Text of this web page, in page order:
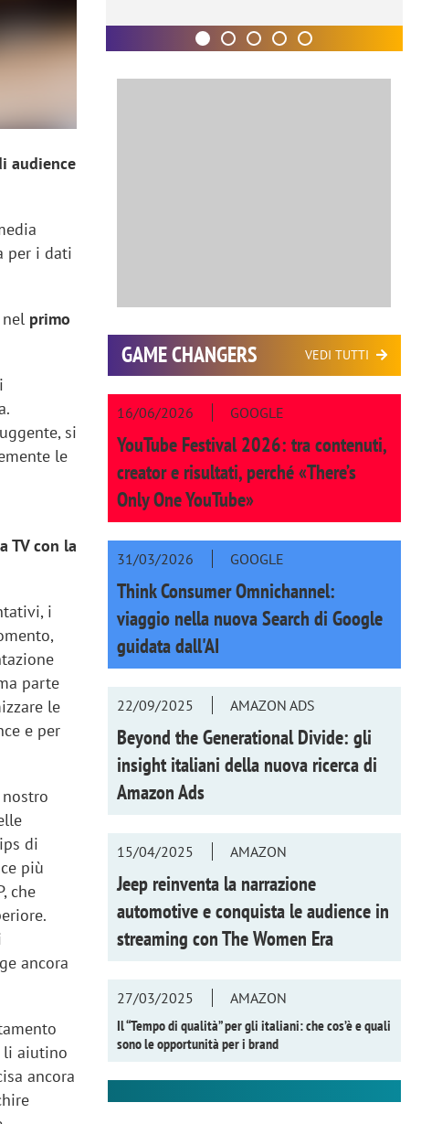
audience
per i dati
primo
si
le
TV con la
i
parte
le
e per
di
più
che
ancora
li aiutino
ancora
GAME CHANGERS VEDI TUTTI
16/06/2026 GOOGLE
YouTube Festival 2026: tra contenuti,
creator e risultati, perché «There’s
Only One YouTube»
31/03/2026 GOOGLE
Think Consumer Omnichannel:
viaggio nella nuova Search di Google
guidata dall'AI
22/09/2025 AMAZON ADS
Beyond the Generational Divide: gli
insight italiani della nuova ricerca di
Amazon Ads
15/04/2025 AMAZON
Jeep reinventa la narrazione
automotive e conquista le audience in
streaming conThe Women Era
27/03/2025
AMAZON
Il “Tempo di qualità” per gli italiani: che cos’è e quali
sono le opportunità per i brand